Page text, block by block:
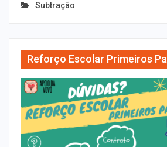
Subtração
Reforço Escolar Primeiros